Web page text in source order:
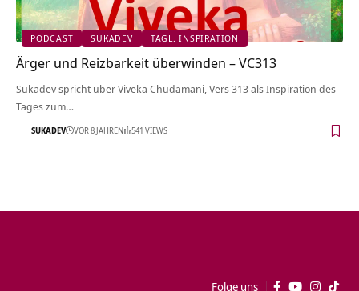
PODCAST SUKADEV TÄGL. INSPIRATION
Ärger und Reizbarkeit überwinden – VC313
Sukadev spricht über Viveka Chudamani, Vers 313 als Inspiration des
Tages zum…
SUKADEV VOR 8 JAHREN 541 VIEWS
Folge uns